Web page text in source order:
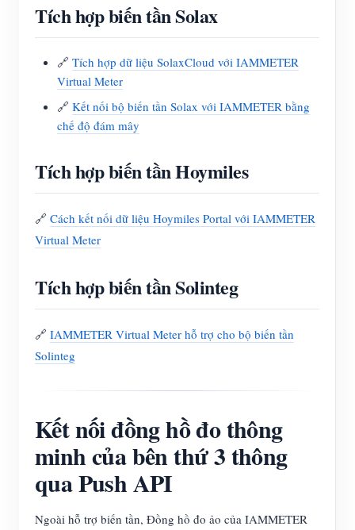
Tích hợp biến tần Solax
🔗 Tích hợp dữ liệu SolaxCloud với IAMMETER
Virtual Meter
🔗 Kết nối bộ biến tần Solax với IAMMETER bằng
chế độ đám mây
Tích hợp biến tần Hoymiles
🔗 Cách kết nối dữ liệu Hoymiles Portal với IAMMETER
Virtual Meter
Tích hợp biến tần Solinteg
🔗 IAMMETER Virtual Meter hỗ trợ cho bộ biến tần
Solinteg
Kết nối đồng hồ đo thông
minh của bên thứ 3 thông
qua Push API
Ngoài hỗ trợ biến tần, Đồng hồ đo ảo của IAMMETER